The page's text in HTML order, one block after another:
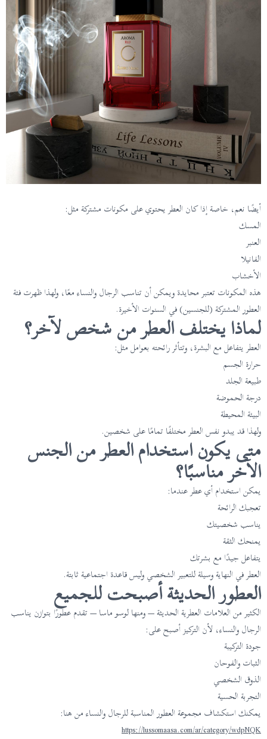
أيضًا نعم، خاصة إذا كان العطر يحتوي على مكونات مشتركة مثل:
المسك
العنبر
الفانيلا
الأخشاب
هذه المكونات تعتبر محايدة ويمكن أن تناسب الرجال والنساء معًا، ولهذا ظهرت فئة
العطور المشتركة (للجنسين) في السنوات الأخيرة.
لماذا يختلف العطر من شخص لآخر؟
العطر يتفاعل مع البشرة، وتتأثر رائحته بعوامل مثل:
حرارة الجسم
طبيعة الجلد
درجة الحموضة
البيئة المحيطة
ولهذا قد يبدو نفس العطر مختلفًا تمامًا على شخصين.
متى يكون استخدام العطر من الجنس
الآخر مناسبًا؟
يمكن استخدام أي عطر عندما:
تعجبك الرائحة
يناسب شخصيتك
يمنحك الثقة
يتفاعل جيدًا مع بشرتك
العطر في النهاية وسيلة للتعبير الشخصي وليس قاعدة اجتماعية ثابتة.
العطور الحديثة أصبحت للجميع
الكثير من العلامات العطرية الحديثة — ومنها لوسو ماسا — تقدم عطورًا بتوازن يناسب
الرجال والنساء، لأن التركيز أصبح على:
جودة التركيبة
الثبات والفوحان
الذوق الشخصي
التجربة الحسية
يمكنك استكشاف مجموعة العطور المناسبة للرجال والنساء من هنا:
https://lussomaasa.com/ar/category/wdpNQK